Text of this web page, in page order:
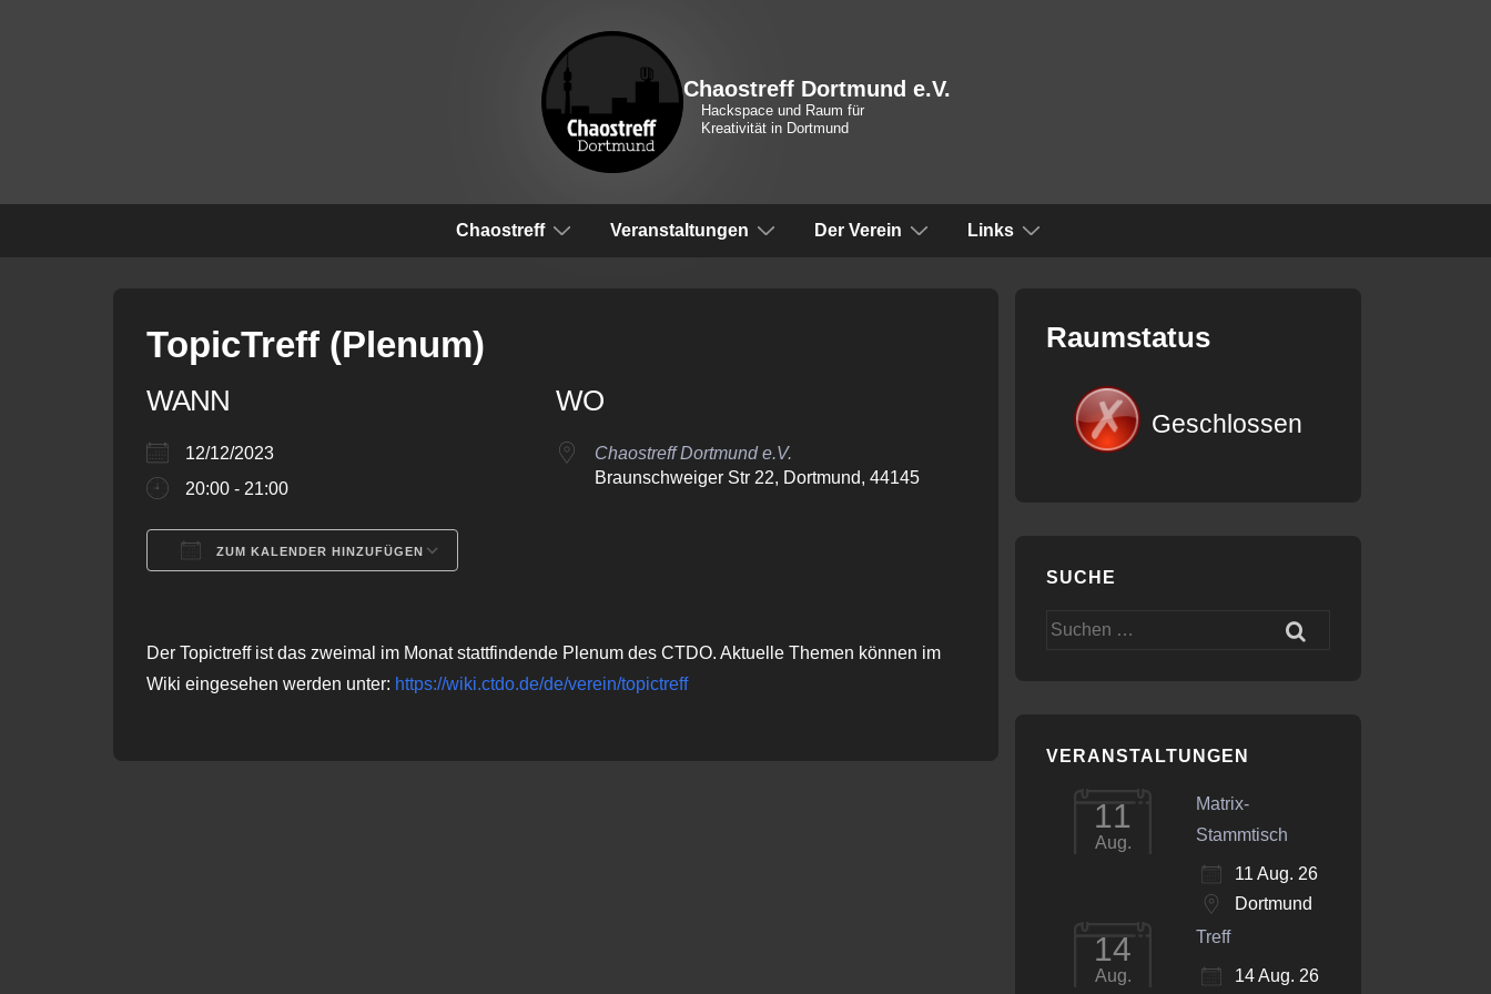
Chaostreff Dortmund e.V.
Hackspace und Raum für
Kreativität in Dortmund
Hauptnavigation
Chaostreff Veranstaltungen Der Verein Links
TopicTreff (Plenum)
WANN
12/12/2023
20:00 - 21:00
ZUM KALENDER HINZUFÜGEN
WO
Chaostreff Dortmund e.V.
Braunschweiger Str 22, Dortmund, 44145
Der Topictreff ist das zweimal im Monat stattfindende Plenum des CTDO. Aktuelle Themen können im
Wiki eingesehen werden unter: https://wiki.ctdo.de/de/verein/topictreff
Raumstatus
Geschlossen
SUCHE
Suchen
VERANSTALTUNGEN
11
Aug.
Matrix-
Stammtisch
11 Aug. 26
Dortmund
14
Aug.
Treff
14 Aug. 26